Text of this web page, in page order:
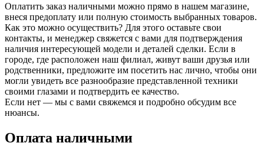
Оплатить заказ наличными можно прямо в нашем магазине,
внеся предоплату или полную стоимость выбранных товаров.
Как это можно осуществить? Для этого оставьте свои
контакты, и менеджер свяжется с вами для подтверждения
наличия интересующей модели и деталей сделки. Если в
городе, где расположен наш филиал, живут ваши друзья или
родственники, предложите им посетить нас лично, чтобы они
могли увидеть все разнообразие представленной техники
своими глазами и подтвердить ее качество.
Если нет — мы с вами свяжемся и подробно обсудим все
нюансы.
Оплата наличными